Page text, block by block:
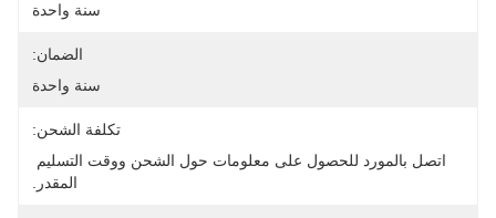
سنة واحدة
الضمان:
سنة واحدة
تكلفة الشحن:
المقدر.